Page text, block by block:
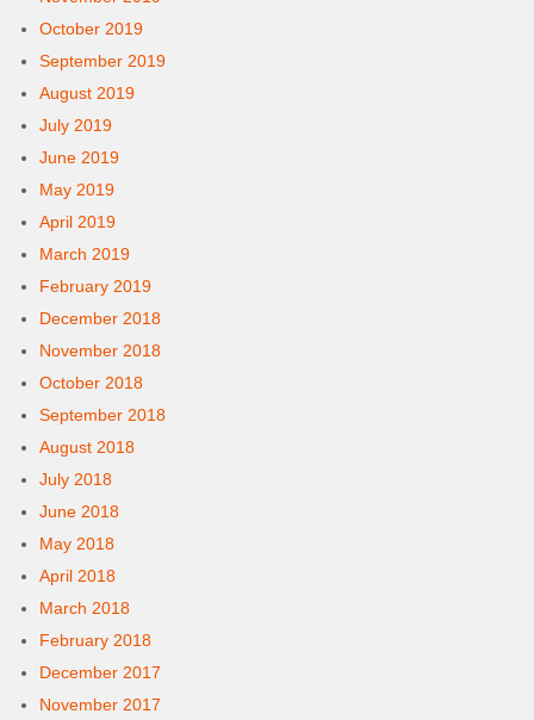
October 2019
September 2019
August 2019
July 2019
June 2019
May 2019
April 2019
March 2019
February 2019
December 2018
November 2018
October 2018
September 2018
August 2018
July 2018
June 2018
May 2018
April 2018
March 2018
February 2018
December 2017
November 2017